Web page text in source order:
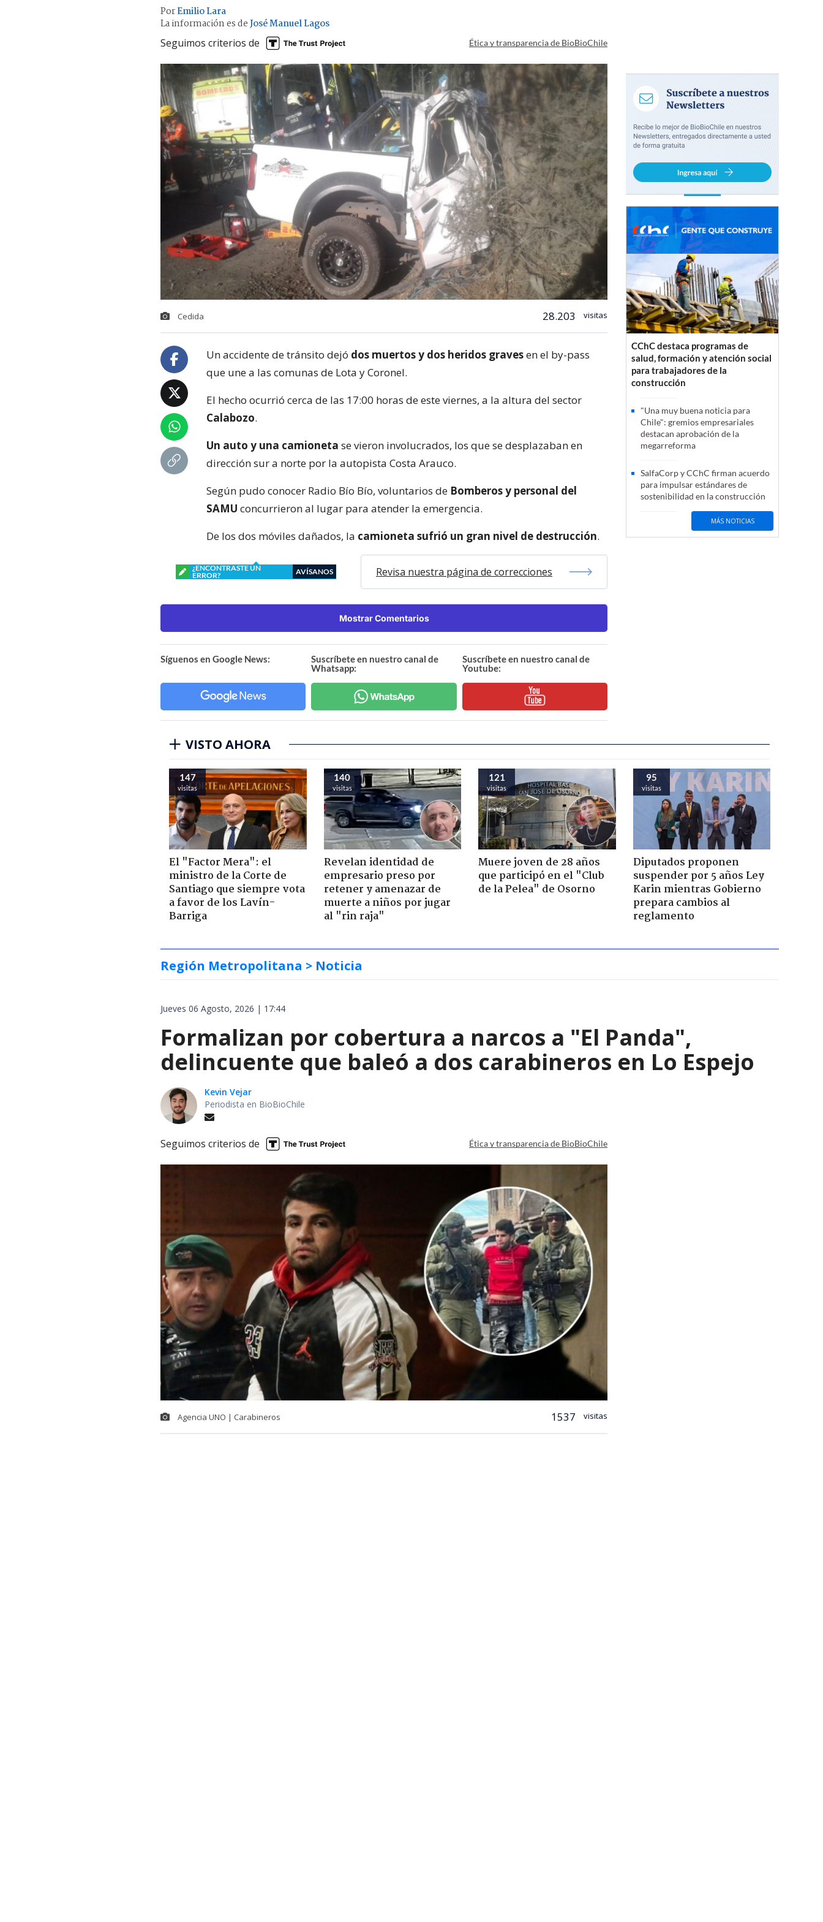
PorEmilio Lara
La información es deJosé Manuel Lagos
Seguimos criterios de Ética y transparencia de BioBioChile
Cedida 28.203 visitas
Un accidente de tránsito dejó dos muertos y dos heridos gravesen el by-pass
que une a las comunas de Lota y Coronel.
El hecho ocurrió cerca de las 17:00 horas de este viernes, a la altura del sector
Calabozo.
Un auto y una camioneta se vieron involucrados, los que se desplazaban en
dirección sur a norte por la autopista Costa Arauco.
Según pudo conocer Radio Bío Bío, voluntarios de Bomberos y personal del
SAMU concurrieron al lugar para atender la emergencia.
De los dos móviles dañados, la camioneta sufrió un gran nivel de destrucción.
¿ENCONTRASTE UN
ERROR?
AVÍSANOS Revisa nuestra página de correcciones
Mostrar Comentarios
Síguenos en Google News:
Suscríbete en nuestro canal de
Whatsapp:
Suscríbete en nuestro canal de
Youtube:
CChC destaca programas de
salud, formación y atención social
para trabajadores de la
construcción
"Una muy buena noticia para
Chile": gremios empresariales
destacan aprobación de la
megarreforma
SalfaCorp y CChC firman acuerdo
para impulsar estándares de
sostenibilidad en la construcción
MÁS NOTICIAS
VISTO AHORA
147
visitas
El "Factor Mera": el
ministro de la Corte de
Santiago que siempre vota
a favor de los Lavín-
Barriga
140
visitas
Revelan identidad de
empresario preso por
retener y amenazar de
muerte a niños por jugar
al "rin raja"
121
visitas
Muere joven de 28 años
que participó en el "Club
de la Pelea" de Osorno
95
visitas
Diputados proponen
suspender por 5 años Ley
Karin mientras Gobierno
prepara cambios al
reglamento
Región Metropolitana > Noticia
Jueves 06 Agosto, 2026 | 17:44
Formalizan por cobertura a narcos a "El Panda",
delincuente que baleó a dos carabineros en Lo Espejo
Kevin Vejar
Periodista en BioBioChile
Seguimos criterios de Ética y transparencia de BioBioChile
Agencia UNO | Carabineros 1537 visitas